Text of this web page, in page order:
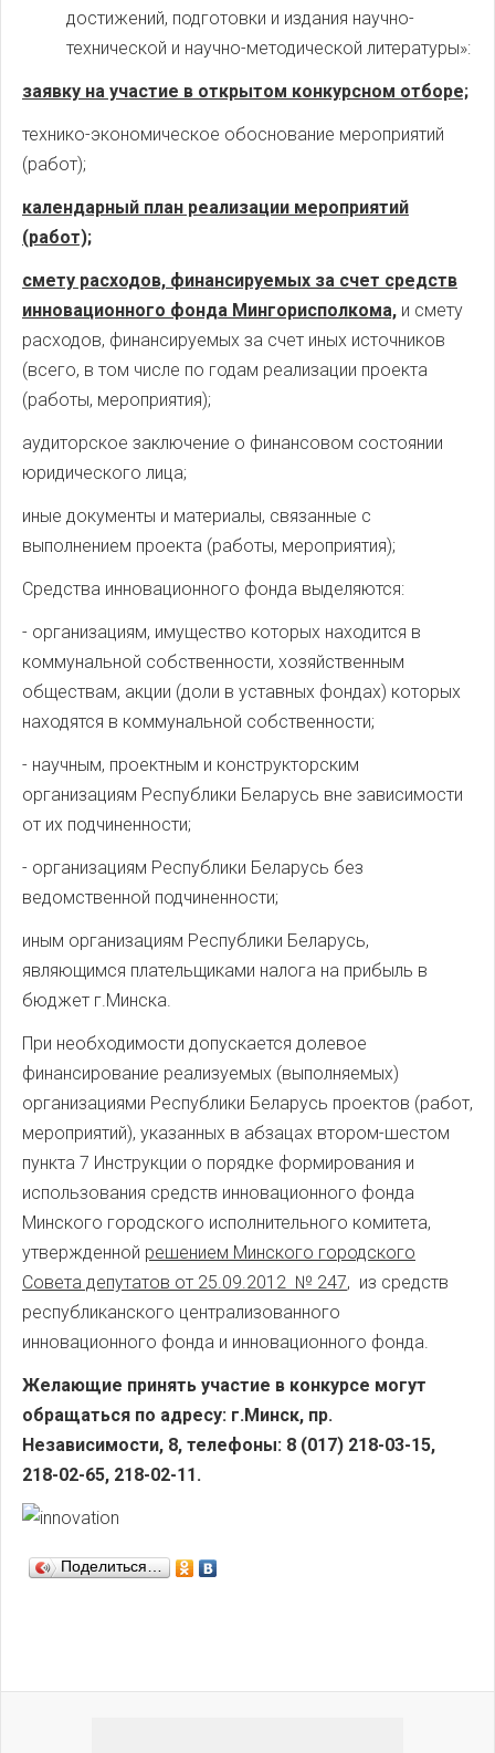
достижений, подготовки и издания научно-
технической и научно-методической литературы»:
заявку на участие в открытом конкурсном отборе;
технико-экономическое обоснование мероприятий
(работ);
календарный план реализации мероприятий
(работ);
смету расходов, финансируемых за счет средств
инновационного фонда Мингорисполкома, и смету
расходов, финансируемых за счет иных источников
(всего, в том числе по годам реализации проекта
(работы, мероприятия);
аудиторское заключение о финансовом состоянии
юридического лица;
иные документы и материалы, связанные с
выполнением проекта (работы, мероприятия);
Средства инновационного фонда выделяются:
- организациям, имущество которых находится в
коммунальной собственности, хозяйственным
обществам, акции (доли в уставных фондах) которых
находятся в коммунальной собственности;
- научным, проектным и конструкторским
организациям Республики Беларусь вне зависимости
от их подчиненности;
- организациям Республики Беларусь без
ведомственной подчиненности;
иным организациям Республики Беларусь,
являющимся плательщиками налога на прибыль в
бюджет г.Минска.
При необходимости допускается долевое
финансирование реализуемых (выполняемых)
организациями Республики Беларусь проектов (работ,
мероприятий), указанных в абзацах втором-шестом
пункта 7 Инструкции о порядке формирования и
использования средств инновационного фонда
Минского городского исполнительного комитета,
утвержденной решением Минского городского
Совета депутатов от 25.09.2012 № 247, из средств
республиканского централизованного
инновационного фонда и инновационного фонда.
Желающие принять участие в конкурсе могут
обращаться по адресу: г.Минск, пр.
Независимости, 8, телефоны: 8 (017) 218-03-15,
218-02-65, 218-02-11.
Поделиться…